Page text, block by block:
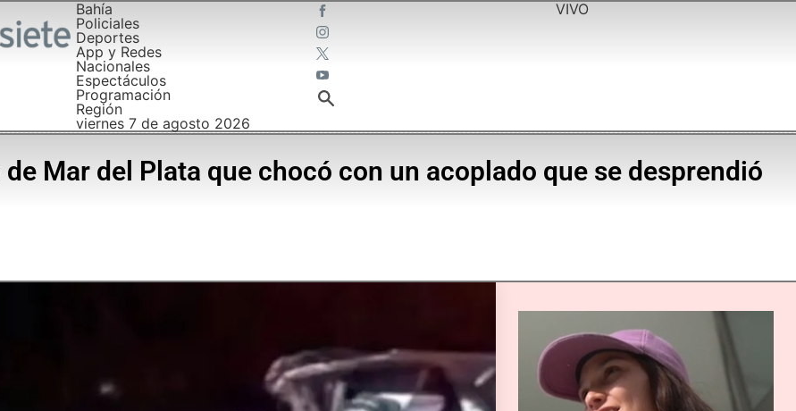
Bahía
Policiales
Deportes
App y Redes
Nacionales
Espectáculos
Programación
Región
viernes 7 de agosto 2026
VIVO
Mar del Plata que chocó con un acoplado que se desprendió